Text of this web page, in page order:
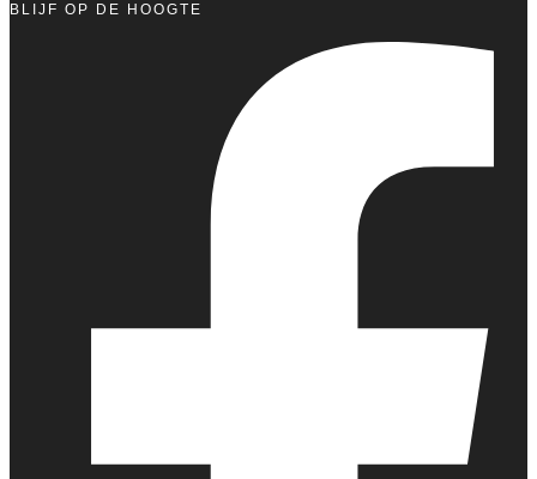
BLIJF OP DE HOOGTE